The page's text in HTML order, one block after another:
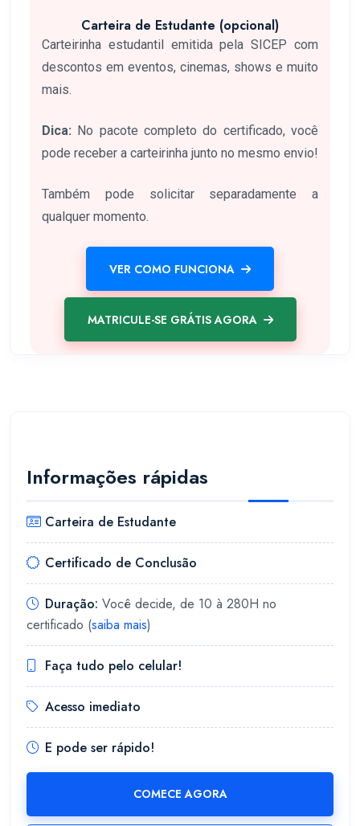
Carteira de Estudante (opcional)
Carteirinha estudantil emitida pela SICEP com
descontos em eventos, cinemas, shows e muito
mais.
Dica: No pacote completo do certificado, você
pode receber a carteirinha junto no mesmo envio!
Também pode solicitar separadamente a
qualquer momento.
VER COMO FUNCIONA
MATRICULE-SE GRÁTIS AGORA
Informações rápidas
Carteira de Estudante
Certificado de Conclusão
Duração: Você decide, de 10 à 280H no
certificado (saiba mais)
Faça tudo pelo celular!
Acesso imediato
E pode ser rápido!
COMECE AGORA